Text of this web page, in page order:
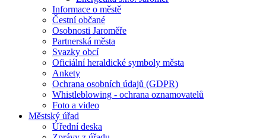
Informace o městě
Čestní občané
Osobnosti Jaroměře
Partnerská města
Svazky obcí
Oficiální heraldické symboly města
Ankety
Ochrana osobních údajů (GDPR)
Whistleblowing - ochrana oznamovatelů
Foto a video
Městský úřad
Úřední deska